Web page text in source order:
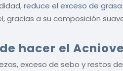
reduce el exceso de grasa
gracias a su composición
hacer el
exceso de sebo y restos